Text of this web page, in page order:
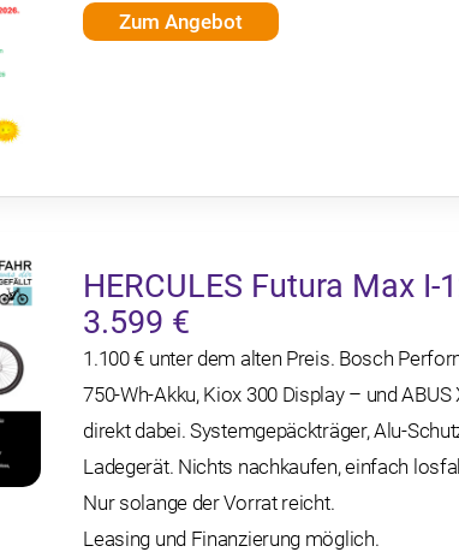
Zum Angebot
HERCULES Futura Max I-
3.599 €
1.100 € unter dem alten Preis. Bosch
750-Wh-Akku, Kiox 300 Display – und
direkt dabei. Systemgepäckträger, Alu-
Ladegerät. Nichts nachkaufen, einfach
Nur solange der Vorrat reicht.
Leasing und Finanzierung möglich.